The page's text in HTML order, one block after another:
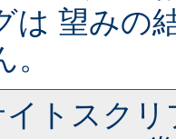
は 望みの
トスク